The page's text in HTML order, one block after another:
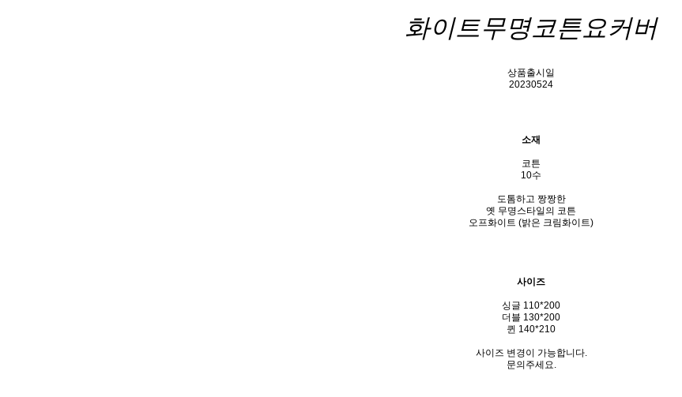
화이트무명코튼 요커버
상품출시일
20230524
소재
코튼
10수
도톰하고 짱짱한
옛 무명스타일의 코튼
오프화이트 (밝은 크림화이트)
사이즈
싱글 110*200
더블 130*200
퀸 140*210
사이즈 변경이 가능합니다.
문의주세요.